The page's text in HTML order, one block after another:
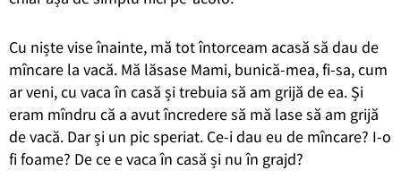
Cu niște vise înainte, mă tot întorceam acasă să dau de
mîncare la vacă. Mă lăsase Mami, bunică-mea, fi-sa, cum
ar veni, cu vaca în casă și trebuia să am grijă de ea. Și
eram mîndru că a avut încredere să mă lase să am grijă
de vacă. Dar și un pic speriat. Ce-i dau eu de mîncare? I-o
fi foame? De ce e vaca în casă și nu în grajd?